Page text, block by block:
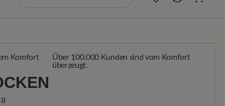
Über 100.000 Kunden sind vom Komfort
überzeugt.